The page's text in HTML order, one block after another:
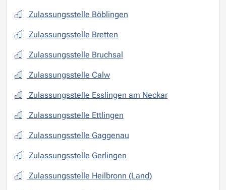
Zulassungsstelle Böblingen
Zulassungsstelle Bretten
Zulassungsstelle Bruchsal
Zulassungsstelle Calw
Zulassungsstelle Esslingen am Neckar
Zulassungsstelle Ettlingen
Zulassungsstelle Gaggenau
Zulassungsstelle Gerlingen
Zulassungsstelle Heilbronn (Land)